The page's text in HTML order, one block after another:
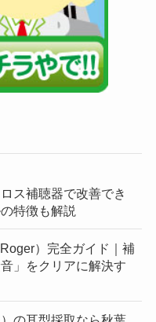
ス補聴器で改善でき
特徴も解説
）完全ガイド｜補
」をクリアに解決す